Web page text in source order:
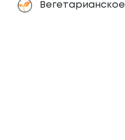
Вегетарианское